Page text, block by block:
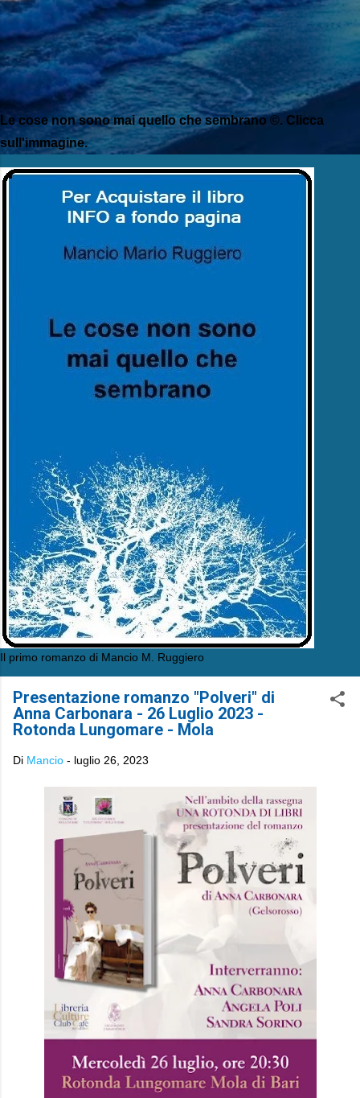
Le cose non sono mai quello che sembrano ©. Clicca
sull'immagine.
Il primo romanzo di Mancio M. Ruggiero
Presentazione romanzo "Polveri" di
Anna Carbonara - 26 Luglio 2023 -
Rotonda Lungomare - Mola
Di Mancio - luglio 26, 2023